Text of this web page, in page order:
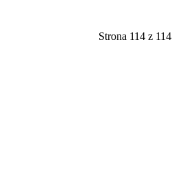
Strona 114 z 114